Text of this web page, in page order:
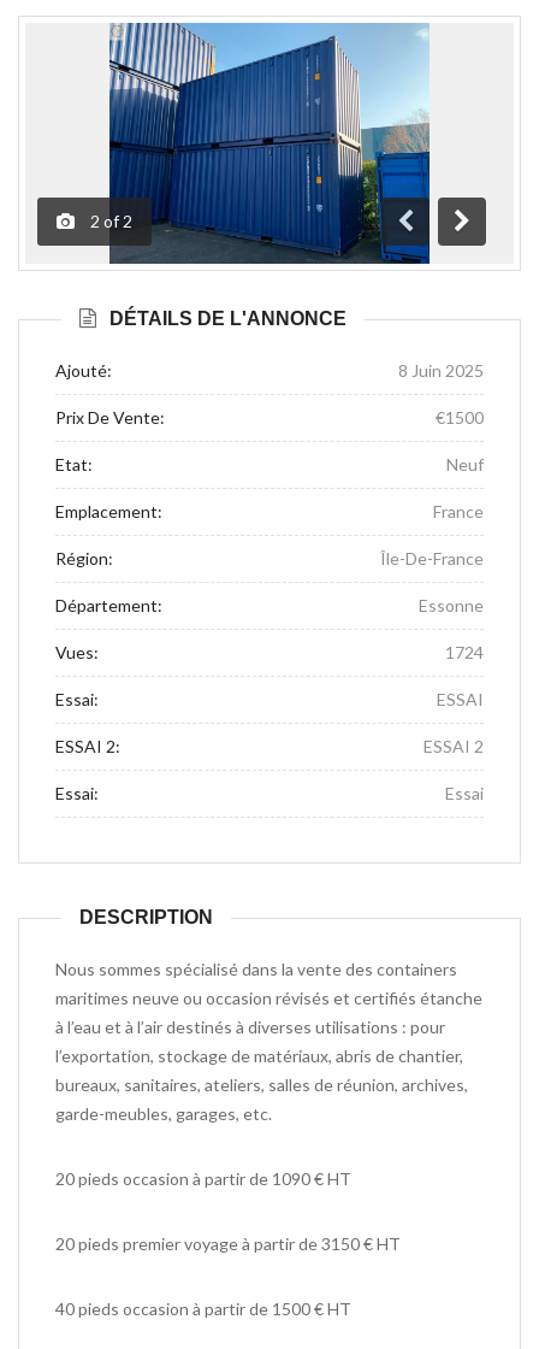
2 of2
Précédente
Suivante
DÉTAILS DE L'ANNONCE
Ajouté: 8 Juin 2025
Prix De Vente: €1500
Etat: Neuf
Emplacement: France
Région: Île-De-France
Département: Essonne
Vues: 1724
Essai: ESSAI
ESSAI 2: ESSAI 2
Essai: Essai
DESCRIPTION
Nous sommes spécialisé dans la vente des containers
maritimes neuve ou occasion révisés et certifiés étanche
à l’eau et à l’air destinés à diverses utilisations : pour
l’exportation, stockage de matériaux, abris de chantier,
bureaux, sanitaires, ateliers, salles de réunion, archives,
garde-meubles, garages, etc.
20 pieds occasion à partir de 1090 € HT
20 pieds premier voyage à partir de 3150 € HT
40 pieds occasion à partir de 1500 € HT